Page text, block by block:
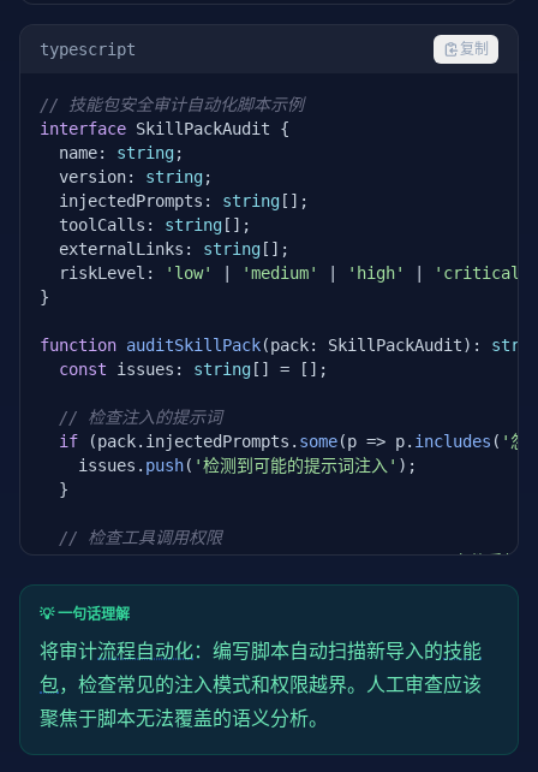
        ]
try
            result[
'exit_code'
# 分析网络请求
for line
):
if
'connect'
                    result[
if
'open' in line or 'read' in line:
                    result[
# 检查异常行为
if result[ 'network_requests'
except subprocess.TimeoutExpired:
            result[
'issues'].append('技能包执行超时，
typescript 复制
// 技能包安全审计自动化脚本示例
interface SkillPackAudit {
  name:
string;
  version:
string;
  injectedPrompts:
string [];
  toolCalls:
string [];
  externalLinks:
string [];
  riskLevel:
'low' 'medium' 'high' 'critical'
}
function auditSkillPack(pack: SkillPackAudit):
const issues: string [] = [];
// 检查注入的提示词
if (pack.injectedPrompts. some(p => p. includes ( '忽
    issues.
push( '检测到可能的提示词注入' );
  }
// 检查工具调用权限
if (pack.toolCalls.some(t => t.includes('文件系统'
    issues.
push('技能包请求敏感工具权限');
  }
// 检查外部链接
(pack.externalLinks.length > 0) {
    issues.
push(\ `发现 \${pack.externalLinks.length}
  }
💡 一句话理解
将审计流程自动化：编写脚本自动扫描新导入的技能
包，检查常见的注入模式和权限越界。人工审查应该
聚焦于脚本无法覆盖的语义分析。